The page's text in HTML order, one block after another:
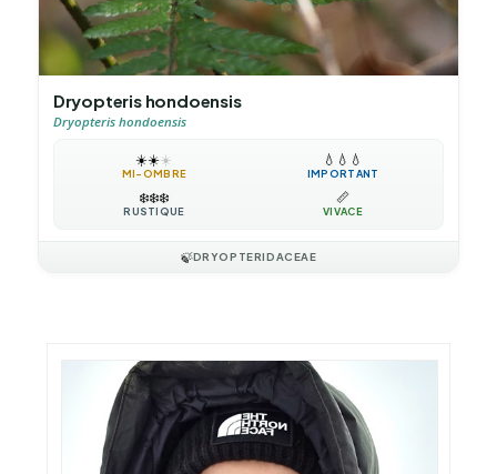
Dryopteris hondoensis
Dryopteris hondoensis
☀️☀️☀️
MI-OMBRE
💧 💧 💧
IMPORTANT
❄️❄️❄️
RUSTIQUE
📏
VIVACE
🍃DRYOPTERIDACEAE